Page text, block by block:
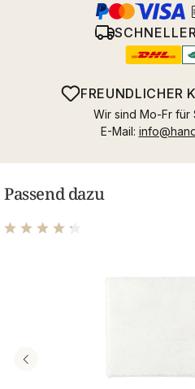
FREUNDLICHER
Wir sind Mo-Fr für
E-Mail:
Passend dazu